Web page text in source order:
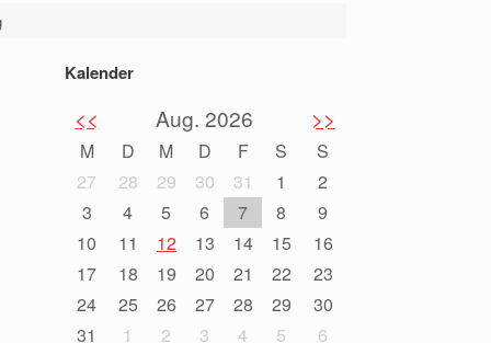
Kalender
<< Aug. 2026 >>
M D M D F S
S
27
28 29 30 31 1
2
3
4 5 6 7 8
9
10
11 12 13 14 15
16
17
18 19 20 21 22
23
24
25 26 27 28 29
30
31
1 2 3 4 5 6